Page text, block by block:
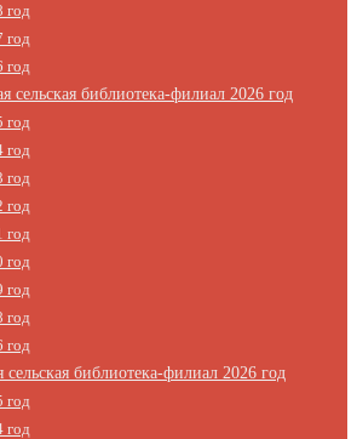
год
год
год
сельская библиотека-филиал 2026 год
год
год
год
год
год
год
год
год
год
библиотека-филиал 2026 год
год
год